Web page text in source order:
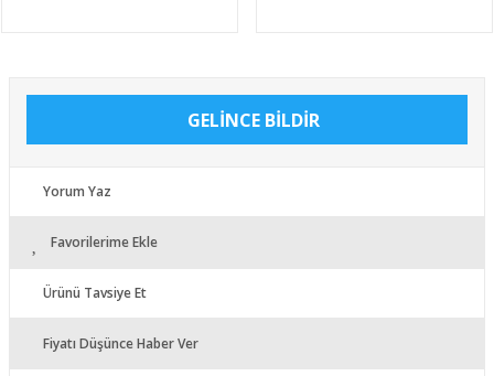
GELİNCE BİLDİR
Yorum Yaz
Favorilerime Ekle
Ürünü Tavsiye Et
Fiyatı Düşünce Haber Ver